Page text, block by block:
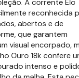
A corrente Elo
reconhecida
abertos e de
que garantem
visual encorpado,
Ouro 18k confere
intenso e